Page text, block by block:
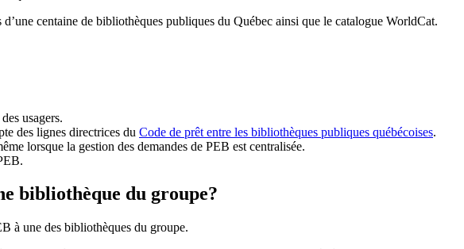
centaine de bibliothèques publiques du Québec ainsi que le catalogue WorldCat.
usagers.
des lignes directrices du Code de prêt entre les bibliothèques publiques québécoises.
lorsque la gestion des demandes de PEB est centralisée.
bibliothèque du groupe?
à une des bibliothèques du groupe.